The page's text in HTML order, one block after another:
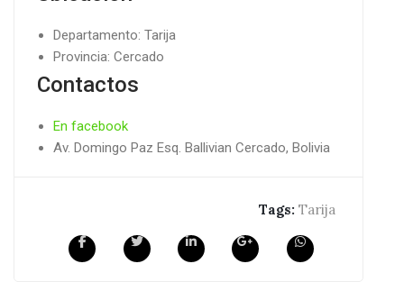
Departamento: Tarija
Provincia: Cercado
Contactos
En facebook
Av. Domingo Paz Esq. Ballivian Cercado, Bolivia
Tags: Tarija